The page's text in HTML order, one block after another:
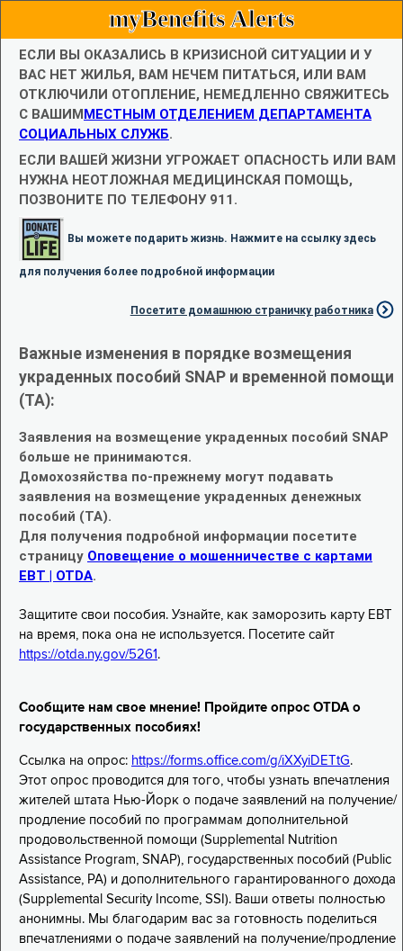
myBenefits Alerts
ЕСЛИ ВЫ ОКАЗАЛИСЬ В КРИЗИСНОЙ СИТУАЦИИ И У
ВАС НЕТ ЖИЛЬЯ, ВАМ НЕЧЕМ ПИТАТЬСЯ, ИЛИ ВАМ
ОТКЛЮЧИЛИ ОТОПЛЕНИЕ, НЕМЕДЛЕННО СВЯЖИТЕСЬ
С ВАШИММЕСТНЫМ ОТДЕЛЕНИЕМ ДЕПАРТАМЕНТА
СОЦИАЛЬНЫХ СЛУЖБ.
ЕСЛИ ВАШЕЙ ЖИЗНИ УГРОЖАЕТ ОПАСНОСТЬ ИЛИ ВАМ
НУЖНА НЕОТЛОЖНАЯ МЕДИЦИНСКАЯ ПОМОЩЬ,
ПОЗВОНИТЕ ПО ТЕЛЕФОНУ 911.
Вы можете подарить жизнь. Нажмите на ссылку здесь
для получения более подробной информации
Посетите домашнюю страничку работника
Важные изменения в порядке возмещения
украденных пособий SNAP и временной помощи
(TA):
Заявления на возмещение украденных пособий SNAP
больше не принимаются.
Домохозяйства по-прежнему могут подавать
заявления на возмещение украденных денежных
пособий (TA).
Для получения подробной информации посетите
страницу Оповещение о мошенничестве с картами
EBT | OTDA.
Защитите свои пособия. Узнайте, как заморозить карту EBT
на время, пока она не используется. Посетите сайт
https://otda.ny.gov/5261 .
Сообщите нам свое мнение! Пройдите опрос OTDA о
государственных пособиях!
Ссылка на опрос: https://forms.office.com/g/iXXyiDETtG.
Этот опрос проводится для того, чтобы узнать впечатления
жителей штата Нью-Йорк о подаче заявлений на получение/
продление пособий по программам дополнительной
продовольственной помощи (Supplemental Nutrition
Assistance Program, SNAP), государственных пособий (Public
Assistance, PA) и дополнительного гарантированного дохода
(Supplemental Security Income, SSI). Ваши ответы полностью
анонимны. Мы благодарим вас за готовность поделиться
впечатлениями о подаче заявлений на получение/продление